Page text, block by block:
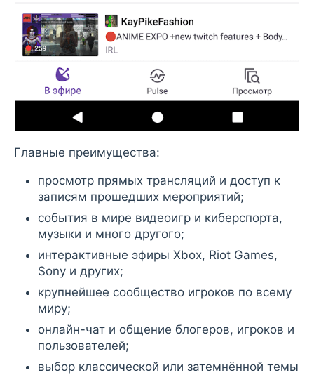
Главные преимущества:
просмотр прямых трансляций и доступ к
записям прошедших мероприятий;
события в мире видеоигр и киберспорта,
музыки и много другого;
интерактивные эфиры Xbox, Riot Games,
Sony и других;
крупнейшее сообщество игроков по всему
миру;
онлайн-чат и общение блогеров, игроков и
пользователей;
выбор классической или затемнённой темы